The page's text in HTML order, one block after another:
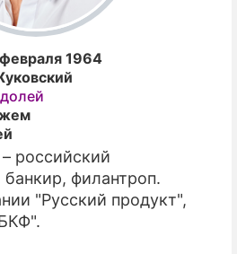
СОННИК
СТИЛЬ ЖИЗНИ
ПРЕСС-РЕЛИЗЫ
О ПРОЕКТЕ
1964
российский
филантроп.
"Русский продукт",